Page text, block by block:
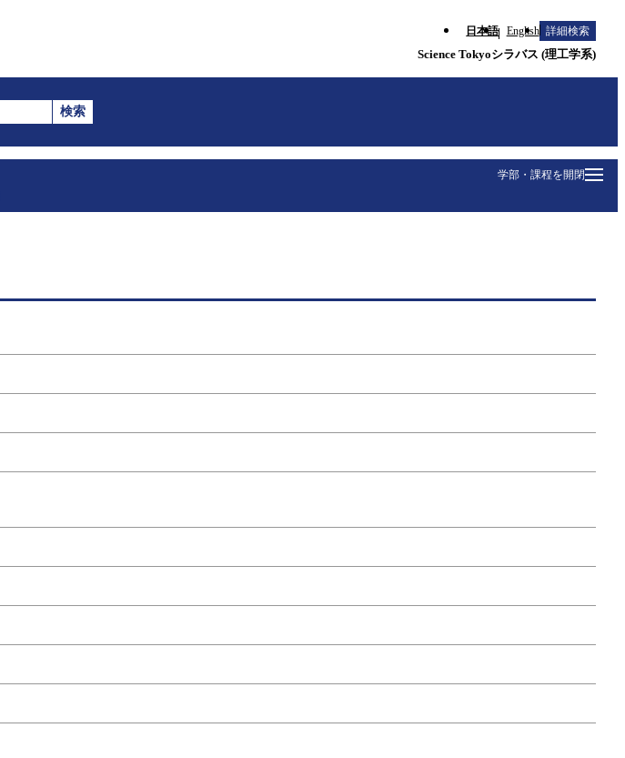
日本語 English 詳細検索
Science Tokyoシラバス (理工学系)
検索
学部・課程を開閉